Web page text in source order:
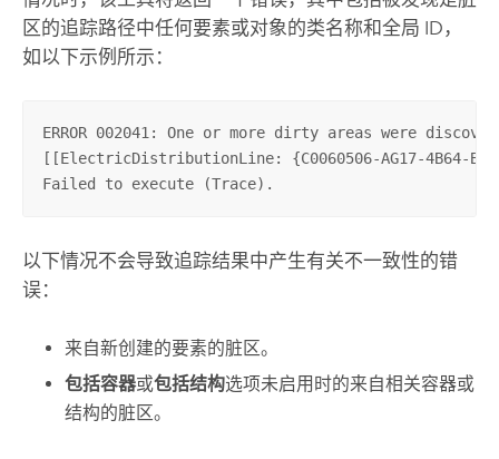
区的追踪路径中任何要素或对象的类名称和全局 ID，
如以下示例所示：
ERROR 002041: One or more dirty areas were
[[ElectricDistributionLine: {C0060506-AG17-4B64-
Failed to execute (Trace).
以下情况不会导致追踪结果中产生有关不一致性的错
误：
来自新创建的要素的脏区。
包括容器或包括结构选项未启用时的来自相关容器或
结构的脏区。